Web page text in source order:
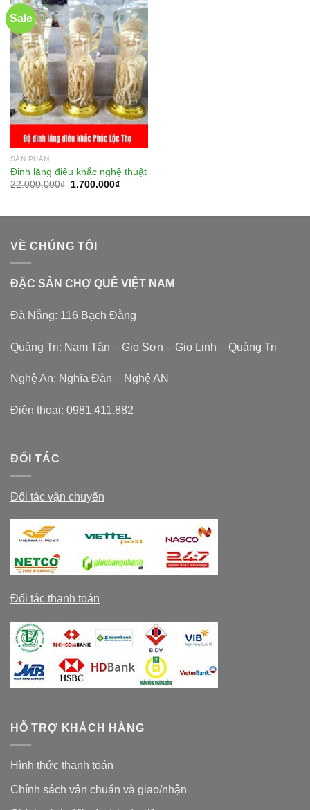
Sale
SẢN PHẨM
Đinh lăng điêu khắc nghệ thuật
22.000.000₫ 1.700.000₫
VỀ CHÚNG TÔI
ĐẶC SẢN CHỢ QUÊ VIỆT NAM
Đà Nẵng: 116 Bạch Đằng
Quảng Trị: Nam Tân – Gio Sơn – Gio Linh – Quảng Trị
Nghệ An: Nghĩa Đàn – Nghệ AN
Điện thoại: 0981.411.882
ĐỐI TÁC
Đối tác vận chuyển
Đối tác thanh toán
HỖ TRỢ KHÁCH HÀNG
Hình thức thanh toán
Chính sách vận chuẩn và giao/nhận